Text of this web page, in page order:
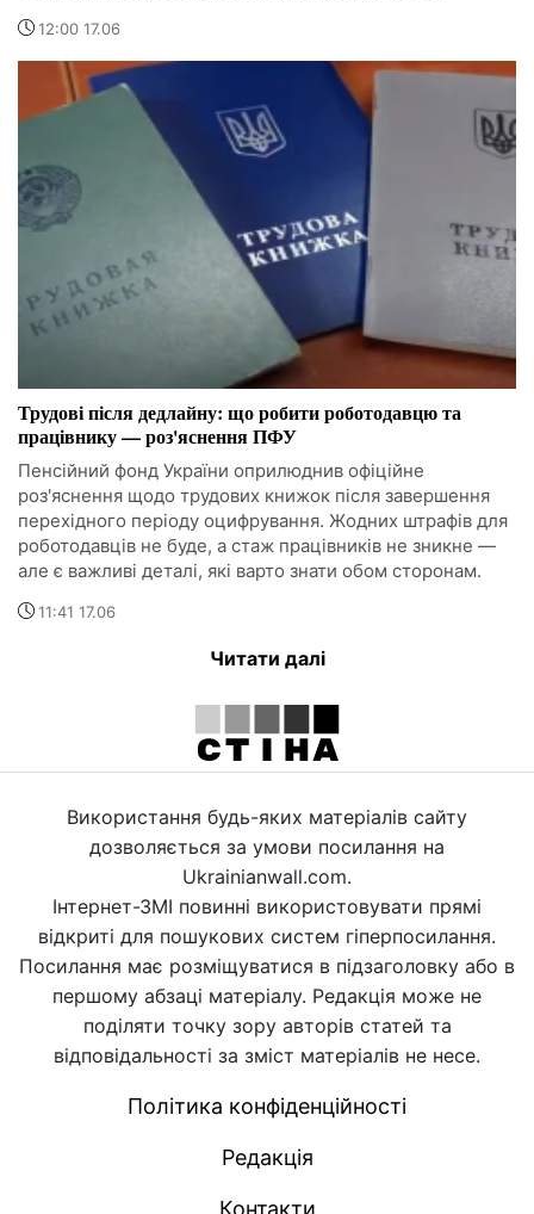
12:00 17.06
Трудові після дедлайну: що робити роботодавцю та
працівнику — роз'яснення ПФУ
Пенсійний фонд України оприлюднив офіційне
роз'яснення щодо трудових книжок після завершення
перехідного періоду оцифрування. Жодних штрафів для
роботодавців не буде, а стаж працівників не зникне —
але є важливі деталі, які варто знати обом сторонам.
11:41 17.06
Читати далі
Використання будь-яких матеріалів сайту
дозволяється за умови посилання на
Ukrainianwall.com.
Інтернет-ЗМІ повинні використовувати прямі
відкриті для пошукових систем гіперпосилання.
Посилання має розміщуватися в підзаголовку або в
першому абзаці матеріалу. Редакція може не
поділяти точку зору авторів статей та
відповідальності за зміст матеріалів не несе.
Політика конфіденційності
Редакція